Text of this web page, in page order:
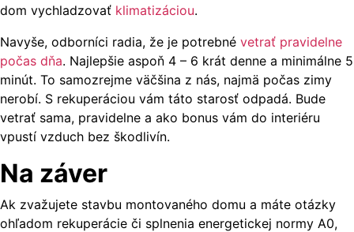
dom vychladzovať klimatizáciou.
Navyše, odborníci radia, že je potrebné vetrať pravidelne
počas dňa. Najlepšie aspoň 4 – 6 krát denne a minimálne 5
minút. To samozrejme väčšina z nás, najmä počas zimy
nerobí. S rekuperáciou vám táto starosť odpadá. Bude
vetrať sama, pravidelne a ako bonus vám do interiéru
vpustí vzduch bez škodlivín.
Na záver
Ak zvažujete stavbu montovaného domu a máte otázky
ohľadom rekuperácie či splnenia energetickej normy A0,